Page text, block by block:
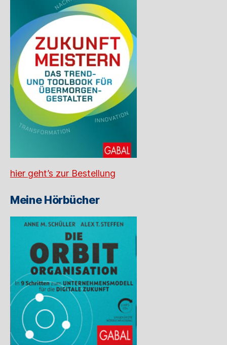
hier geht’s zur Bestellung
Meine Hörbücher